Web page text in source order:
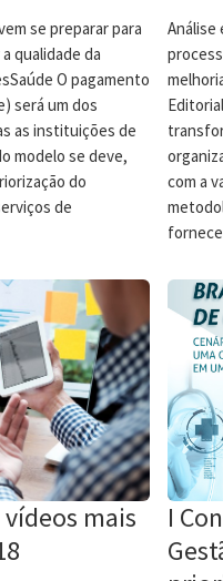
se preparar para
qualidade da
O pagamento
será um dos
as instituições de
modelo se deve,
do
de
Análise
com a
vídeos mais
I